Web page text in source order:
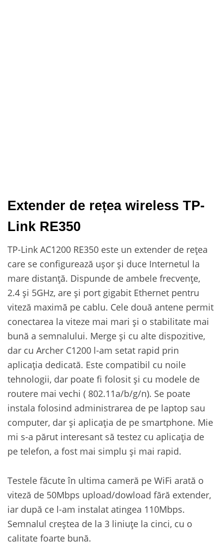
Extender de rețea wireless TP-
Link RE350
TP-Link AC1200 RE350 este un extender de rețea
care se configurează ușor și duce Internetul la
mare distanță. Dispunde de ambele frecvențe,
2.4 și 5GHz, are și port gigabit Ethernet pentru
viteză maximă pe cablu. Cele două antene permit
conectarea la viteze mai mari și o stabilitate mai
bună a semnalului. Merge și cu alte dispozitive,
dar cu Archer C1200 l-am setat rapid prin
aplicația dedicată. Este compatibil cu noile
tehnologii, dar poate fi folosit și cu modele de
routere mai vechi ( 802.11a/b/g/n). Se poate
instala folosind administrarea de pe laptop sau
computer, dar și aplicația de pe smartphone. Mie
mi s-a părut interesant să testez cu aplicația de
pe telefon, a fost mai simplu și mai rapid.
Testele făcute în ultima cameră pe WiFi arată o
viteză de 50Mbps upload/dowload fără extender,
iar după ce l-am instalat atingea 110Mbps.
Semnalul creștea de la 3 liniuțe la cinci, cu o
calitate foarte bună.